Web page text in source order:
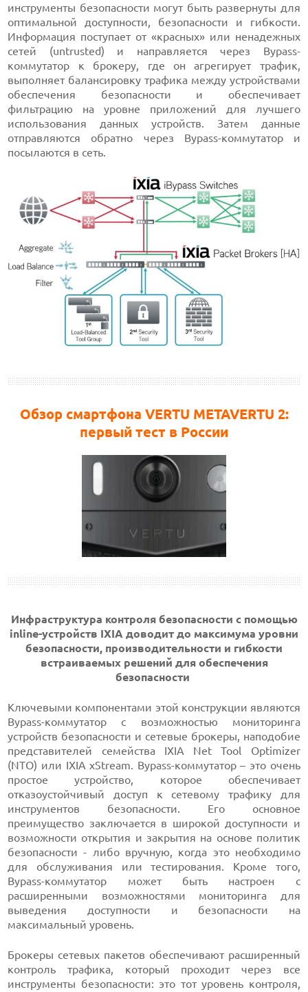
инструменты безопасности могут быть развернуты для
оптимальной доступности, безопасности и гибкости.
Информация поступает от «красных» или ненадежных
сетей (untrusted) и направляется через Bypass-
коммутатор к брокеру, где он агрегирует трафик,
выполняет балансировку трафика между устройствами
обеспечения безопасности и обеспечивает
фильтрацию на уровне приложений для лучшего
использования данных устройств. Затем данные
отправляются обратно через Bypass-коммутатор и
посылаются в сеть.
Обзор смартфона VERTU METAVERTU 2:
первый тест в России
Инфраструктура контроля безопасности с помощью
inline-устройств IXIA доводит до максимума уровни
безопасности, производительности и гибкости
встраиваемых решений для обеспечения
безопасности
Ключевыми компонентами этой конструкции являются
Bypass-коммутатор с возможностью мониторинга
устройств безопасности и сетевые брокеры, наподобие
представителей семейства IXIA Net Tool Optimizer
(NТО) или IXIA xStream. Bypass-коммутатор – это очень
простое устройство, которое обеспечивает
отказоустойчивый доступ к сетевому трафику для
инструментов безопасности. Его основное
преимущество заключается в широкой доступности и
возможности открытия и закрытия на основе политик
безопасности - либо вручную, когда это необходимо
для обслуживания или тестирования. Кроме того,
Bypass-коммутатор может быть настроен с
расширенными возможностями мониторинга для
выведения доступности и безопасности на
максимальный уровень.
Брокеры сетевых пакетов обеспечивают расширенный
контроль трафика, который проходит через все
инструменты безопасности: это тот уровень контроля,